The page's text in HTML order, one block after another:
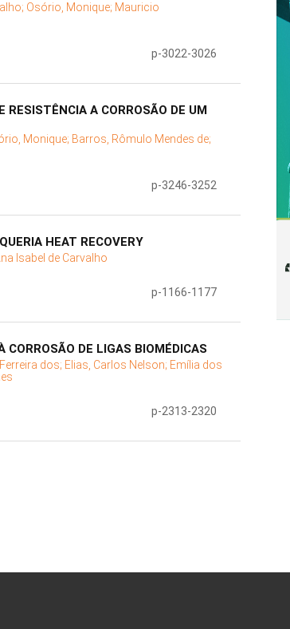
Osório, Monique; Mauricio
p-3022-3026
RESISTÊNCIA A CORROSÃO DE UM
Monique; Barros, Rômulo Mendes de;
p-3246-3252
HEAT RECOVERY
Isabel de Carvalho
p-1166-1177
DE LIGAS BIOMÉDICAS
dos; Elias, Carlos Nelson; Emília dos
p-2313-2320